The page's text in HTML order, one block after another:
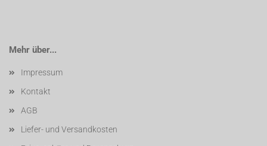
Mehr über...
Impressum
Kontakt
AGB
Liefer- und Versandkosten